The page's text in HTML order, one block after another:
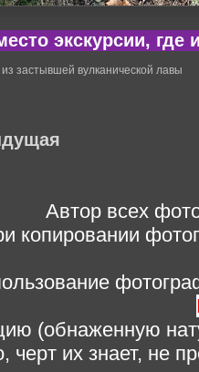
экскурсии, где
застывшей вулканической лавы
Автор всех
копировании
(обнаженную
черт их знает, не